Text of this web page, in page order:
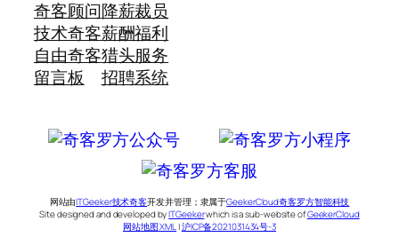
奇客顾问
技术奇客
自由奇客
留言板
降薪裁员
薪酬福利
猎头服务
招聘系统
网站由ITGeeker技术奇客开发并管理；隶属于GeekerCloud奇客罗方智能科技
Site designed and developed byITGeekerwhich is a sub-website ofGeekerCloud
网站地图 XML |沪ICP备2021031434号-3